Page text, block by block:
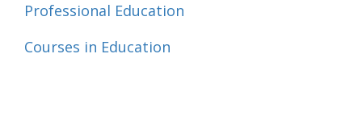
Professional Education
Courses in Education